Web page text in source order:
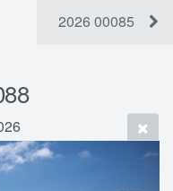
2026 00085